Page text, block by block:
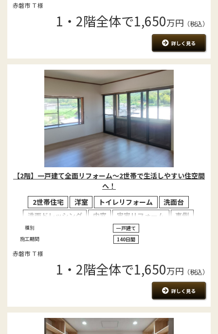
赤磐市 Ｔ様
1・2階全体で1,650万円 （税込）
詳しく見る
【2階】一戸建て全面リフォーム～2世帯で生活しやすい住空間
へ！
2世帯住宅
洋室 トイレリフォーム
洗面台
洗面ドレッシング
内窓 実家リフォーム 事例
種別
一戸建て
施工期間
140日間
赤磐市 Ｔ様
1・2階全体で1,650万円 （税込）
詳しく見る